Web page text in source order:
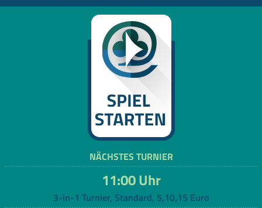
NÄCHSTES TURNIER
11:00 Uhr
3-in-1 Turnier, Standard, 5,10,15 Euro